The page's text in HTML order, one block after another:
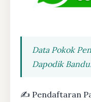
Data Pokok
Dapodik
✍ Pendaftaran